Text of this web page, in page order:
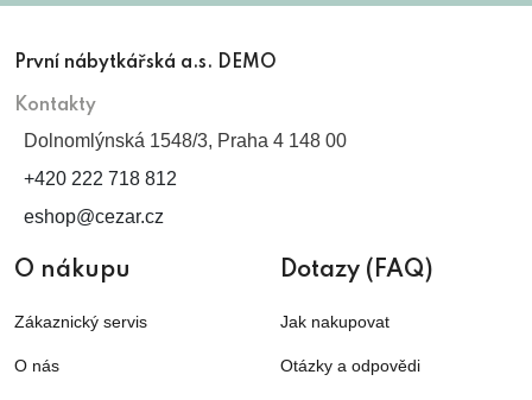
První nábytkářská a.s. DEMO
Kontakty
Dolnomlýnská 1548/3, Praha 4 148 00
+420 222 718 812
eshop@cezar.cz
O nákupu
Zákaznický servis
O nás
Dotazy (FAQ)
Jak nakupovat
Otázky a odpovědi